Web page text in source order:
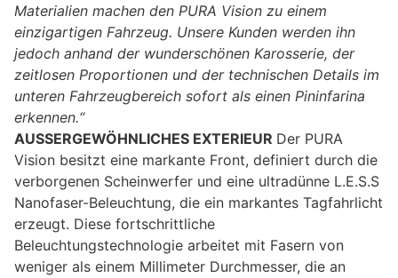
Materialien machen den PURA Vision zu einem
einzigartigen Fahrzeug. Unsere Kunden werden ihn
jedoch anhand der wunderschönen Karosserie, der
zeitlosen Proportionen und der technischen Details im
unteren Fahrzeugbereich sofort als einen Pininfarina
erkennen.“
AUSSERGEWÖHNLICHES EXTERIEUR Der PURA
Vision besitzt eine markante Front, definiert durch die
verborgenen Scheinwerfer und eine ultradünne L.E.S.S
Nanofaser-Beleuchtung, die ein markantes Tagfahrlicht
erzeugt. Diese fortschrittliche
Beleuchtungstechnologie arbeitet mit Fasern von
weniger als einem Millimeter Durchmesser, die an